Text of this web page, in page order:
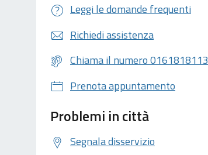
Leggi le domande frequenti
Richiedi assistenza
Chiama il numero 0161818113
Prenota appuntamento
Problemi in città
Segnala disservizio